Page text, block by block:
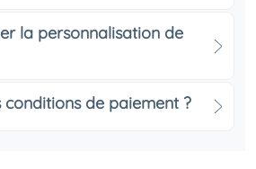
la personnalisation de
conditions de paiement ?